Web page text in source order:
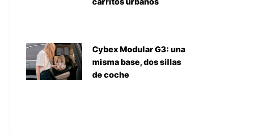
Cybex Modular G3: una
misma base, dos sillas
de coche